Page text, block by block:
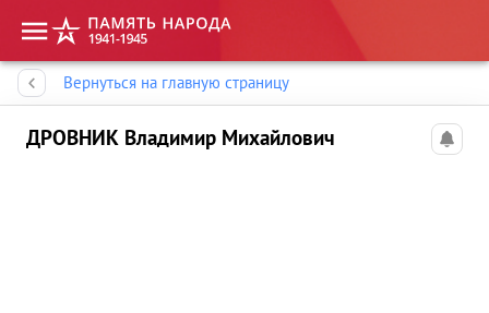
Вернуться на главную страницу
ДРОВНИК Владимир Михайлович
Память народа